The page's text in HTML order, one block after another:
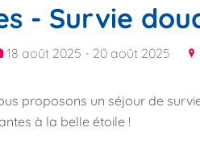
- Survie
18 août 2025 - 20 août 2025
proposons un séjour de
à la belle étoile !